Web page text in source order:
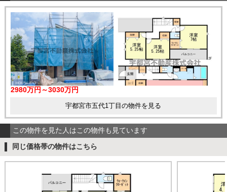
2980万円～3030万円
宇都宮市五代1丁目の物件を見る
この物件を見た人はこの物件も見ています
同じ価格帯の物件はこちら